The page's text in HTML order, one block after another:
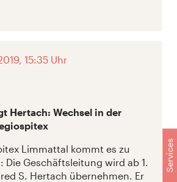
Services
15:35 Uhr
Hertach: Wechsel in der
Limmattal kommt es zu
Die Geschäftsleitung wird ab 1.
S. Hertach übernehmen. Er